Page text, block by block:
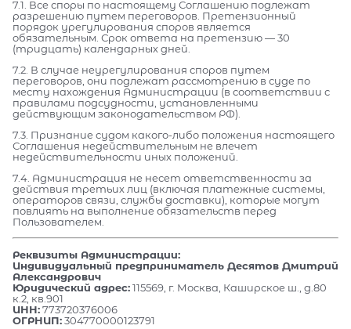
7.1. Все споры по настоящему Соглашению подлежат
разрешению путем переговоров. Претензионный
порядок урегулирования споров является
обязательным. Срок ответа на претензию — 30
(тридцать) календарных дней.
7.2. В случае неурегулирования споров путем
переговоров, они подлежат рассмотрению в суде по
месту нахождения Администрации (в соответствии с
правилами подсудности, установленными
действующим законодательством РФ).
7.3. Признание судом какого-либо положения настоящего
Соглашения недействительным не влечет
недействительности иных положений.
7.4. Администрация не несет ответственности за
действия третьих лиц (включая платежные системы,
операторов связи, службы доставки), которые могут
повлиять на выполнение обязательств перед
Пользователем.
Реквизиты Администрации:
Индивидуальный предприниматель Десятов Дмитрий
Александрович
Юридический адрес:115569, г. Москва, Каширское ш., д.80
к.2, кв.901
ИНН:773720376006
ОГРНИП:304770000123791